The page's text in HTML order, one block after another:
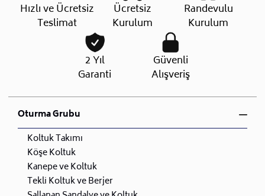
Hızlı ve Ücretsiz
Teslimat
Ücretsiz
Kurulum
Randevulu
Kurulum
2 Yıl
Garanti
Güvenli
Alışveriş
Oturma Grubu
Koltuk Takımı
Köşe Koltuk
Kanepe ve Koltuk
Tekli Koltuk ve Berjer